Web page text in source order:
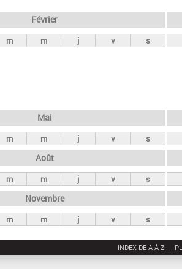
Février
m m j v s
Mai
m m j v s
Août
m m j v s
Novembre
m m j v s
INDEX DE A À Z